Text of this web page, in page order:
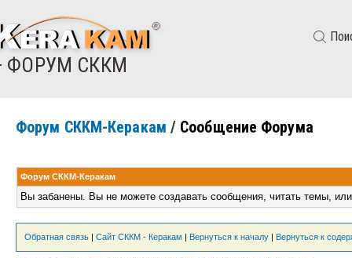
ФОРУМ СККМ
Форум СККМ-Керакам / Сообщение Форума
Форум СККМ-Керакам
Вы забанены. Вы не можете создавать сообщения, читать темы,
Обратная связь | Сайт СККМ - Керакам | Вернуться к началу | Вернуться к